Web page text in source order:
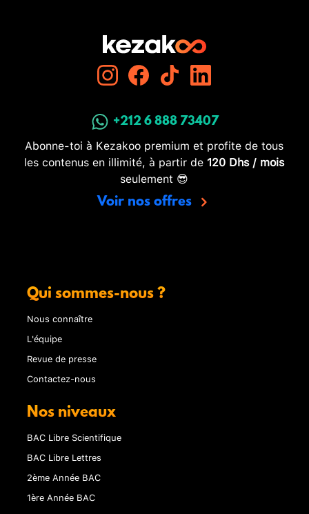
+212 6 888 73407
Abonne-toi à Kezakoo premium et profite de tous
les contenus en illimité, à partir de 120 Dhs / mois
seulement 😎
Voir nos offres
Qui sommes-nous ?
Nous connaître
L'équipe
Revue de presse
Contactez-nous
Nos niveaux
BAC Libre Scientifique
BAC Libre Lettres
2ème Année BAC
1ère Année BAC